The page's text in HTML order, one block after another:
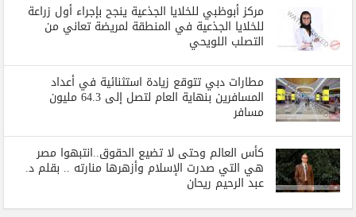
مركز أبوظبي للخلايا الجذعية ينجح بإجراء أول زراعة
للخلايا الجذعية في المنطقة لمريضة تعاني من
التصلب اللويحي
مطارات دبي تتوقع زيادة استثنائية في أعداد
المسافرين بنهاية العام لتصل إلى 64.3 مليون
مسافر
كأس العالم وحتى لا تضيع الحقوق..انتبهوا مصر
هي التي صدرت الإسلام وأزهرها منارته .. بقلم د.
عبد الرحيم ريحان